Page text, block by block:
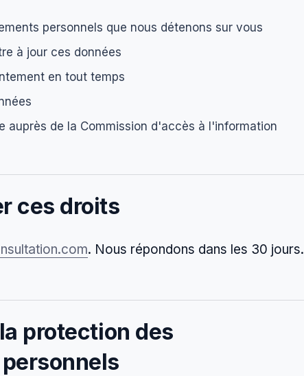
personnels que nous détenons sur vous
à jour ces données
en tout temps
auprès de la Commission d'accès à l'information
ces droits
. Nous répondons dans les 30 jours.
protection des